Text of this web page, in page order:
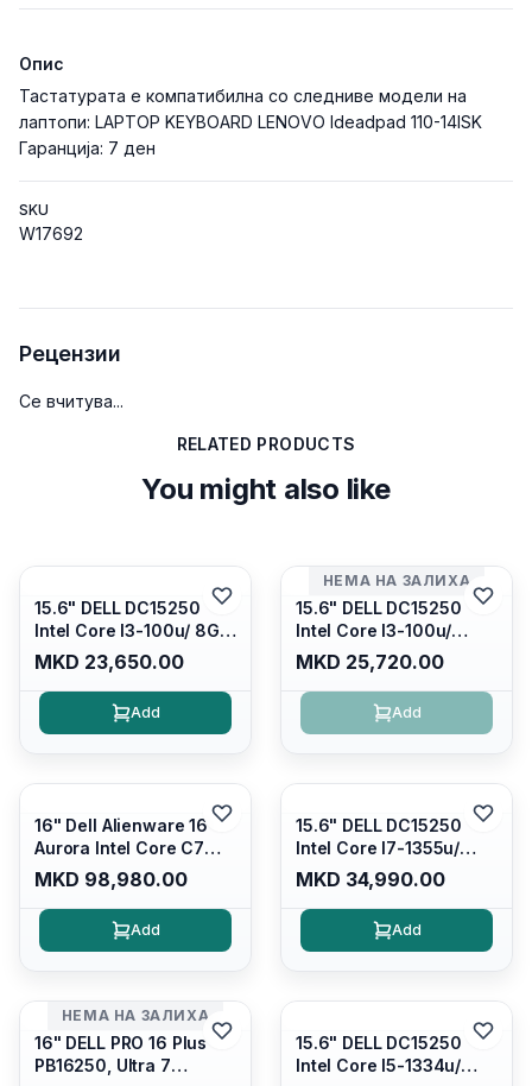
Опис
Тастатурата е компатибилна со следниве модели на
лаптопи: LAPTOP KEYBOARD LENOVO Ideadpad 110-14ISK
Гаранција: 7 ден
SKU
W17692
Рецензии
Се вчитува...
RELATED PRODUCTS
You might also like
15.6" DELL DC15250
Intel Core I3-100u/ 8GB
DDR4/ 512GB SSD M.2/
Iris Xe Graphics/ 120Hz
Anti-glare LED Display/
Backlit Kb/ Platinum
MKD 23,650.00
Add
НЕМА НА ЗАЛИХА
15.6" DELL DC15250
Intel Core I3-100u/
16GB DDR4/ 512GB SSD
M.2/ Iris Xe Graphics/
120Hz Anti-glare LED
Display/ Backlit Kb/
MKD 25,720.00
Add
16" Dell Alienware 16
Aurora Intel Core C7
240H /16GB RAM DDR5
5600mhz/ 1TB SSD M.2
Nvme/rtx4050 6GB/
Wqxga(2560x1600)
Win 11 Home/
MKD 98,980.00
Add
15.6" DELL DC15250
Intel Core I7-1355u/
16GB DDR4 / 512GB SSD
M.2 2230/ Intel UHD
Graphics/ 120Hz Anti-
glare FULLHD LED
MKD 34,990.00
Add
НЕМА НА ЗАЛИХА
16" DELL PRO 16 Plus
PB16250, Ultra 7
15.6" DELL DC15250
Intel Core I5-1334u/